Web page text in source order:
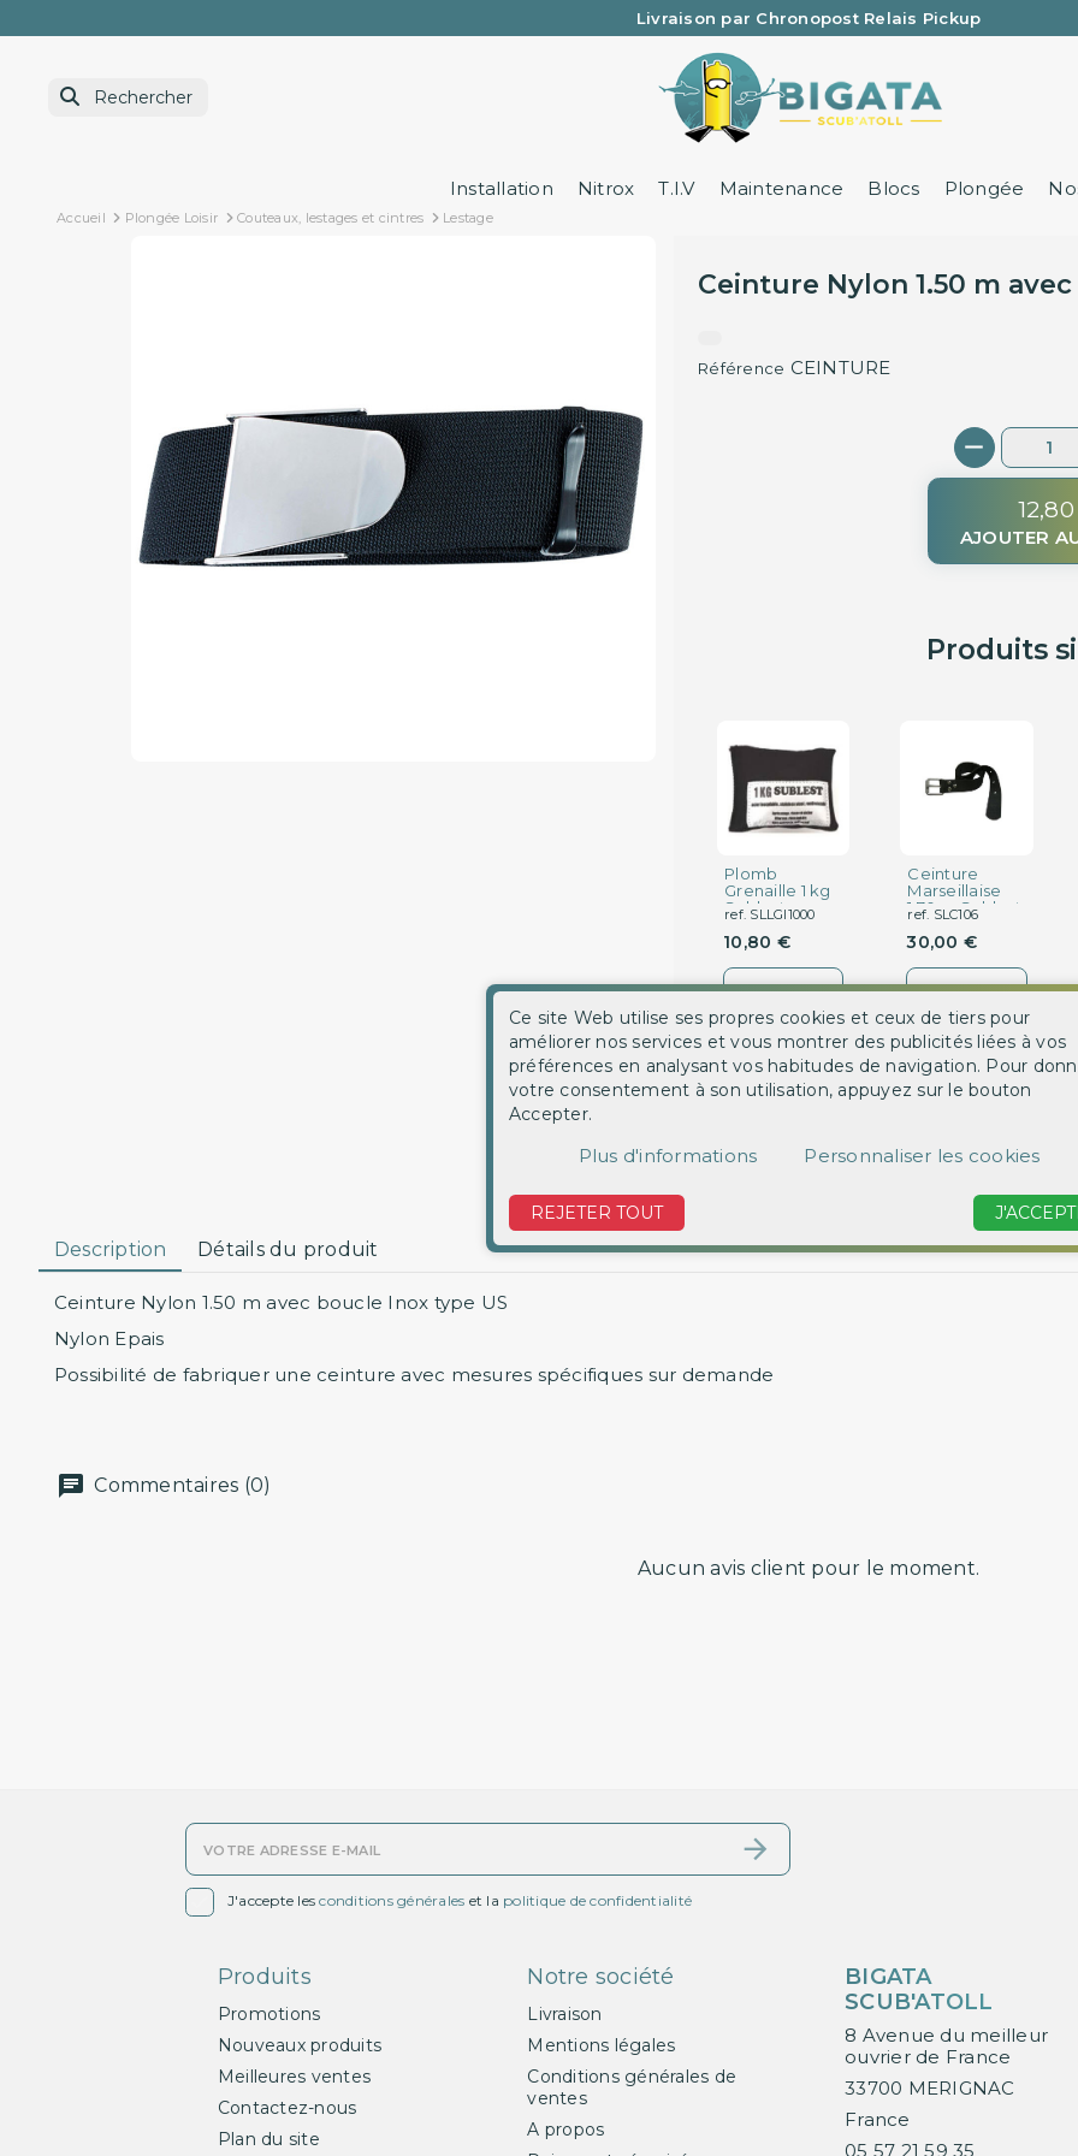
Livraison par Chronopost Relais Pickup
Une question ? Un renseignement ? 05 57 21 59 35
Installation Nitrox T.I.V Maintenance Blocs Plongée
Accueil Plongée Loisir Couteaux, lestages et cintres Lestage
Ceinture Nylon 1.50 m
Référence CEINTURE
AJOUTER
Produits
Plomb
Grenaille 1 kg
Sublest
ref. SLLGI1000
10,80 €
DÉTAIL
Ceinture
Marseillaise
1.70 m Sublest
ref. SLC106
30,00 €
DÉTAIL
Description Détails du produit
Ceinture Nylon 1.50 m avec boucle Inox type US
Nylon Epais
Possibilité de fabriquer une ceinture avec mesures spécifiques sur demande
Commentaires (0)
Aucun avis client pour le moment.
J'accepte lesconditions générales et la politique de confidentialité
Produits
Promotions
Nouveaux produits
Meilleures ventes
Contactez-nous
Plan du site
Notre société
Livraison
Mentions légales
Conditions générales de
ventes
A propos
BIGATA
SCUB'ATOLL
8 Avenue du meilleur
ouvrier de France
33700 MERIGNAC
France
05 57 21 59 35
Ce site Web utilise ses propres cookies et ceux de tiers pour
améliorer nos services et vous montrer des publicités liées à vos
préférences en analysant vos habitudes de navigation. Pour
votre consentement à son utilisation, appuyez sur le bouton
Accepter.
Plus d'informations Personnaliser les cookies
REJETER TOUT